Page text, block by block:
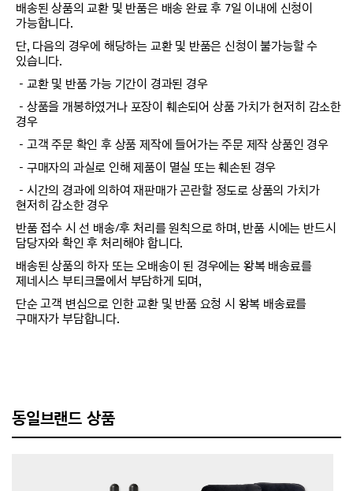
배송된 상품의 교환 및 반품은 배송 완료 후 7일 이내에 신청이
가능합니다.
단, 다음의 경우에 해당하는 교환 및 반품은 신청이 불가능할 수
있습니다.
－교환 및 반품 가능 기간이 경과된 경우
－상품을 개봉하였거나 포장이 훼손되어 상품 가치가 현저히 감소한
경우
－고객 주문 확인 후 상품 제작에 들어가는 주문 제작 상품인 경우
－구매자의 과실로 인해 제품이 멸실 또는 훼손된 경우
－시간의 경과에 의하여 재판매가 곤란할 정도로 상품의 가치가
현저히 감소한 경우
반품 접수 시 선 배송/후 처리를 원칙으로 하며, 반품 시에는 반드시
담당자와 확인 후 처리해야 합니다.
배송된 상품의 하자 또는 오배송이 된 경우에는 왕복 배송료를
제네시스 부티크몰에서 부담하게 되며,
단순 고객 변심으로 인한 교환 및 반품 요청 시 왕복 배송료를
구매자가 부담합니다.
동일브랜드 상품